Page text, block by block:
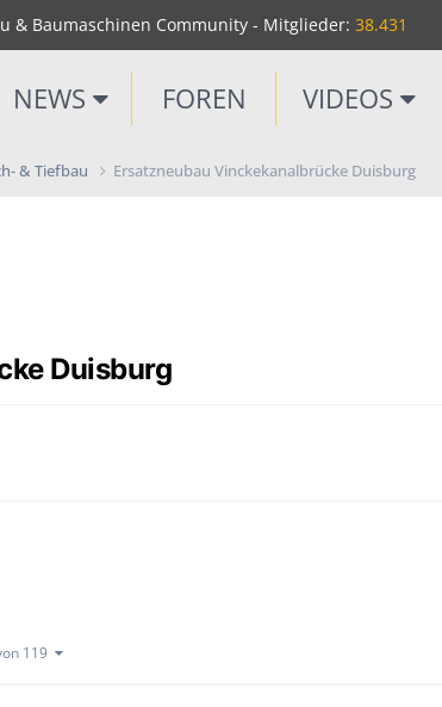
& Baumaschinen Community - Mitglieder: 38.431
NEWS FOREN VIDEOS
& Tiefbau Ersatzneubau Vinckekanalbrücke Duisburg
Duisburg
119